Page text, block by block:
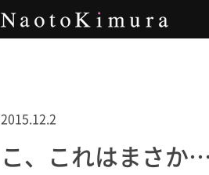
2015.12.2
こ、これはまさか